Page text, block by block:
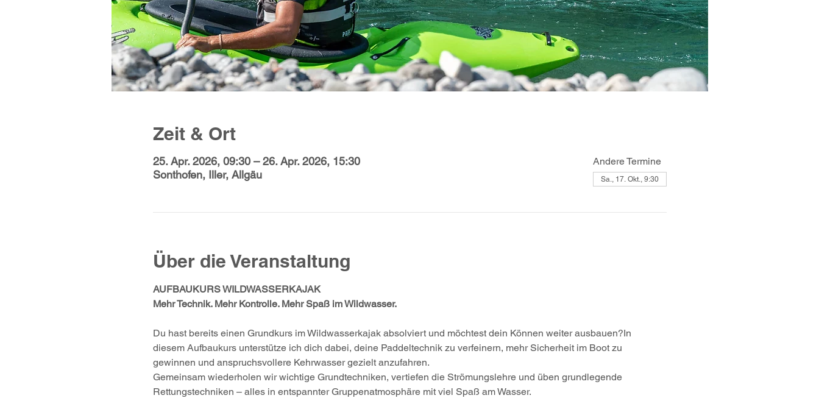
Zeit & Ort
25. Apr. 2026, 09:30 – 26. Apr. 2026, 15:30
Sonthofen, Iller, Allgäu
Andere Termine
Sa., 17. Okt., 9:30
Über die Veranstaltung
AUFBAUKURS WILDWASSERKAJAK
Mehr Technik. Mehr Kontrolle. Mehr Spaß im Wildwasser.
Du hast bereits einen Grundkurs im Wildwasserkajak absolviert und möchtest dein Können weiter ausbauen?In
diesem Aufbaukurs unterstütze ich dich dabei, deine Paddeltechnik zu verfeinern, mehr Sicherheit im Boot zu
gewinnen und anspruchsvollere Kehrwasser gezielt anzufahren.
Gemeinsam wiederholen wir wichtige Grundtechniken, vertiefen die Strömungslehre und üben grundlegende
Rettungstechniken – alles in entspannter Gruppenatmosphäre mit viel Spaß am Wasser.